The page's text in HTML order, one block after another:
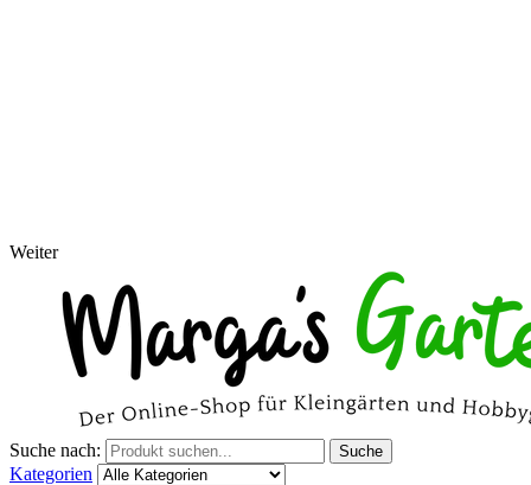
Weiter
Suche nach: Suche
Kategorien